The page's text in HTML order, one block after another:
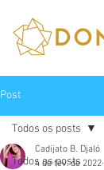
Post
Todos os posts
Todos os posts
Cadijato B. Djaló
4 de fev. de 2022